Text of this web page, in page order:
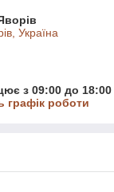
Україна
з 09:00 до 18:00
графік роботи